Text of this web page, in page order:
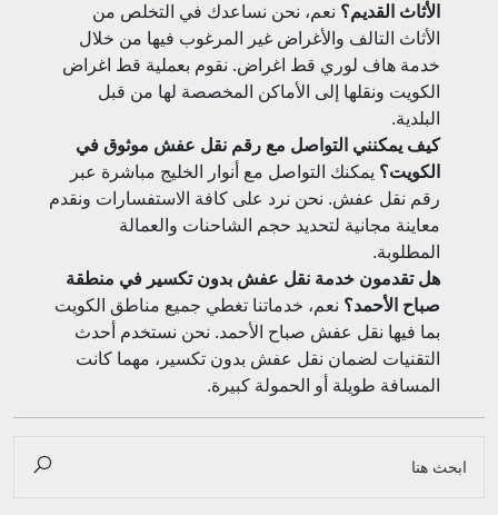
الأثاث القديم؟ نعم، نحن نساعدك في التخلص من
الأثاث التالف والأغراض غير المرغوب فيها من خلال
خدمة هاف لوري قط اغراض. نقوم بعملية قط اغراض
الكويت ونقلها إلى الأماكن المخصصة لها من قبل
البلدية.
كيف يمكنني التواصل مع رقم نقل عفش موثوق في
الكويت؟ يمكنك التواصل مع أنوار الخليج مباشرة عبر
رقم نقل عفش. نحن نرد على كافة الاستفسارات ونقدم
معاينة مجانية لتحديد حجم الشاحنات والعمالة
المطلوبة.
هل تقدمون خدمة نقل عفش بدون تكسير في منطقة
صباح الأحمد؟ نعم، خدماتنا تغطي جميع مناطق الكويت
بما فيها نقل عفش صباح الأحمد. نحن نستخدم أحدث
التقنيات لضمان نقل عفش بدون تكسير، مهما كانت
المسافة طويلة أو الحمولة كبيرة.